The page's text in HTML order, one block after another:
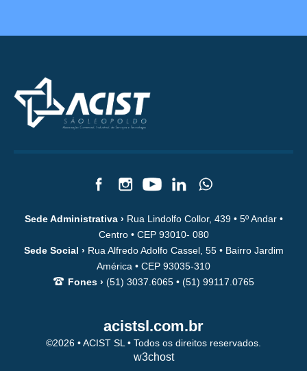
Sede Administrativa › Rua Lindolfo Collor, 439 • 5º Andar •
Centro • CEP 93010- 080
Sede Social › Rua Alfredo Adolfo Cassel, 55 • Bairro Jardim
América • CEP 93035-310
Fones › (51) 3037.6065 • (51) 99117.0765
acistsl.com.br
©2026 • ACIST SL • Todos os direitos reservados.
w3chost